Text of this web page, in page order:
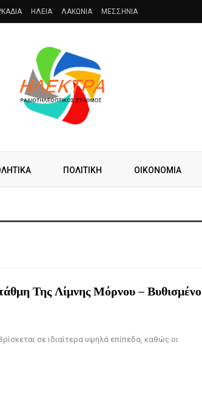
ΗΛΕΙΑ ΛΑΚΩΝΙΑ ΜΕΣΣΗΝΙΑ
ΠΟΛΙΤΙΚΗ ΟΙΚΟΝΟΜΙΑ
Της Λίμνης Μόρνου – Βυθισμένο
σε ιδιαίτερα υψηλά επίπεδα, καθώς οι